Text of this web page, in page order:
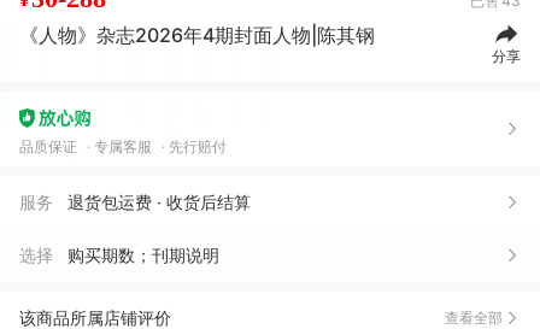
《人物》杂志2026年4期封面人物|陈其钢
分享
品质保证 专属客服 先行赔付
服务 退货包运费 · 收货后结算
选择 购买期数；刊期说明
该商品所属店铺评价 查看全部